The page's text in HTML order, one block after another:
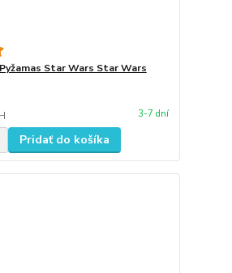
Star Wars Star Wars
3-7 dní
Pridať do košíka